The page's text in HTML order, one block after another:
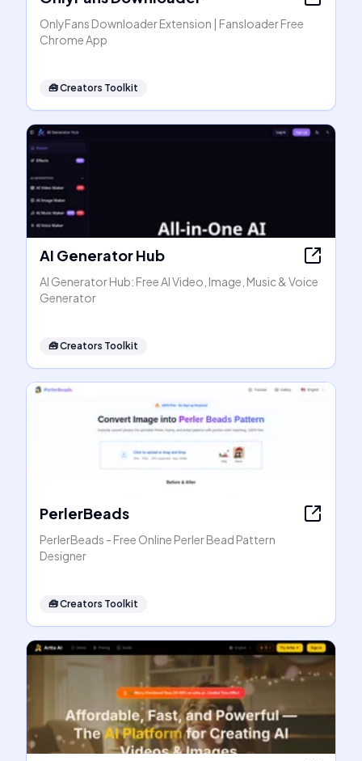
OnlyFans Downloader Extension | Fansloader Free
Chrome App
🧰Creators Toolkit
AI Generator Hub
AI Generator Hub: Free AI Video, Image, Music & Voice
Generator
🧰Creators Toolkit
PerlerBeads
PerlerBeads - Free Online Perler Bead Pattern
Designer
🧰Creators Toolkit